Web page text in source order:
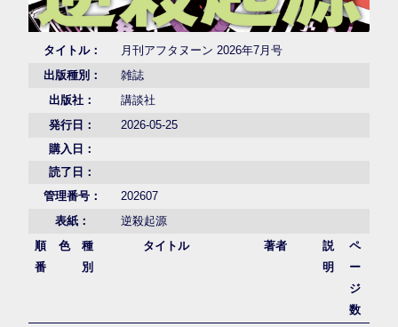
タイトル：
月刊アフタヌーン 2026年7月号
出版種別：
雑誌
出版社：
講談社
発行日：
2026-05-25
購入日：
読了日：
管理番号：
202607
表紙：
逆殺起源
順
番
色
種
別
タイトル 著者
説
明
ペ
ー
ジ
数